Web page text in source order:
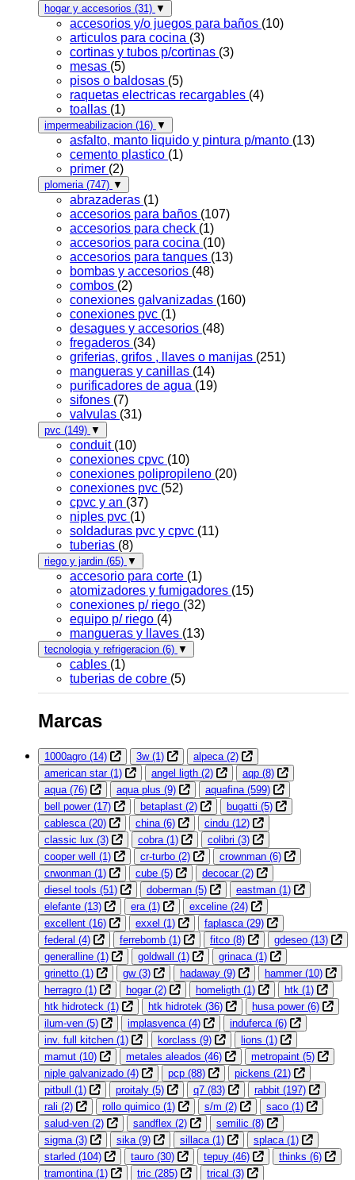
hogar y accesorios (31) ▼
accesorios y/o juegos para baños (10)
articulos para cocina (3)
cortinas y tubos p/cortinas (3)
mesas (5)
pisos o baldosas (5)
raquetas electricas recargables (4)
toallas (1)
impermeabilizacion (16) ▼
asfalto, manto liquido y pintura p/manto (13)
cemento plastico (1)
primer (2)
plomeria (747) ▼
abrazaderas (1)
accesorios para baños (107)
accesorios para check (1)
accesorios para cocina (10)
accesorios para tanques (13)
bombas y accesorios (48)
combos (2)
conexiones galvanizadas (160)
conexiones pvc (1)
desagues y accesorios (48)
fregaderos (34)
griferias, grifos , llaves o manijas (251)
mangueras y canillas (14)
purificadores de agua (19)
sifones (7)
valvulas (31)
pvc (149) ▼
conduit (10)
conexiones cpvc (10)
conexiones polipropileno (20)
conexiones pvc (52)
cpvc y an (37)
niples pvc (1)
soldaduras pvc y cpvc (11)
tuberias (8)
riego y jardin (65) ▼
accesorio para corte (1)
atomizadores y fumigadores (15)
conexiones p/ riego (32)
equipo p/ riego (4)
mangueras y llaves (13)
tecnologia y refrigeracion (6) ▼
cables (1)
tuberias de cobre (5)
Marcas
1000agro (14) 3w (1) alpeca (2)
american star (1) angel ligth (2) aqp (8)
aqua (76) aqua plus (9) aquafina (599)
bell power (17) betaplast (2) bugatti (5)
cablesca (20) china (6) cindu (12)
classic lux (3) cobra (1) colibri (3)
cooper well (1) cr-turbo (2) crownman (6)
crwonman (1) cube (5) decocar (2)
diesel tools (51) doberman (5) eastman (1)
elefante (13) era (1) exceline (24)
excellent (16) exxel (1) faplasca (29)
federal (4) ferrebomb (1) fitco (8) gdeseo (13)
generalline (1) goldwall (1) grinaca (1)
grinetto (1) gw (3) hadaway (9) hammer (10)
herragro (1) hogar (2) homeligth (1) htk (1)
htk hidroteck (1) htk hidrotek (36) husa power (6)
ilum-ven (5) implasvenca (4) induferca (6)
inv. full kitchen (1) korclass (9) lions (1)
mamut (10) metales aleados (46) metropaint (5)
niple galvanizado (4) pcp (88) pickens (21)
pitbull (1) proitaly (5) q7 (83) rabbit (197)
rali (2) rollo quimico (1) s/m (2) saco (1)
salud-ven (2) sandflex (2) semilic (8)
sigma (3) sika (9) sillaca (1) splaca (1)
starled (104) tauro (30) tepuy (46) thinks (6)
tramontina (1) tric (285) trical (3)